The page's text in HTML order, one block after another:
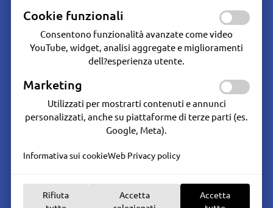
Cookie funzionali
Consentono funzionalità avanzate come video
YouTube, widget, analisi aggregate e miglioramenti
dell?esperienza utente.
Marketing
Utilizzati per mostrarti contenuti e annunci
personalizzati, anche su piattaforme di terze parti (es.
Google, Meta).
Informativa sui cookie Web Privacy policy
Rifiuta
Accetta
Accetta
assistenza del materiale per la nautica da diporto e professionale.
Condizioni generali
Condizioni di Vendita
Garanzia del Prodotto
Informazioni
Chi siamo